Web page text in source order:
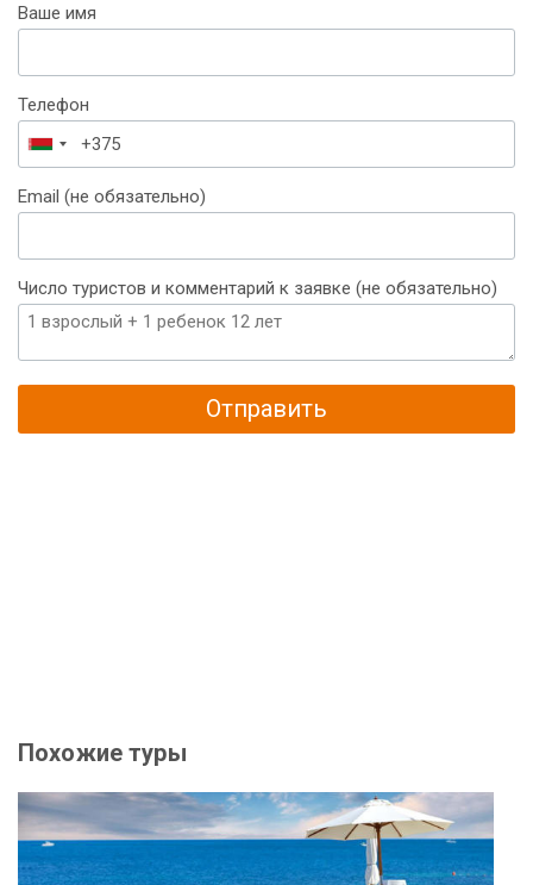
Ваше имя
Телефон
Беларусь
+375
Email (не обязательно)
Число туристов и комментарий к заявке (не обязательно)
Отправить
Похожие туры